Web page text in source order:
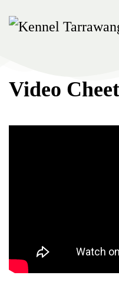
Skip
Video